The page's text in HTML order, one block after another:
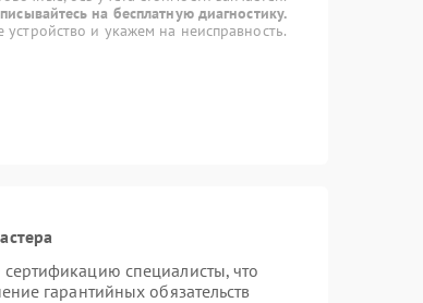
на бесплатную диагностику.
и укажем на неисправность.
специалисты, что
гарантийных обязательств